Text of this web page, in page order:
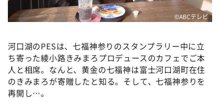
©ABCテレビ
河口湖のPESは、七福神参りのスタンプラリー中に立
ち寄った綾小路きみまろプロデュースのカフェでご本
人と相席。なんと、黄金の七福神は富士河口湖町在住
のきみまろが寄贈したと知る。そして、七福神参りを
再開し…。